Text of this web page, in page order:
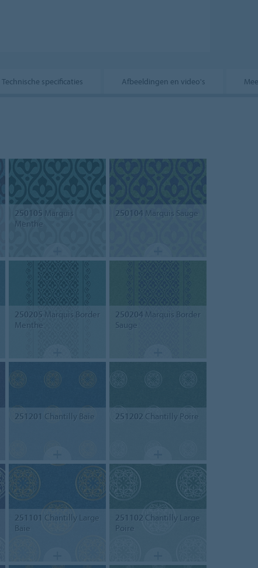
Technische specificaties Afbeeldingen en video's
250105 Marquis
Menthe
250104Marquis Sauge
250205 Marquis Border
Menthe
250204Marquis Border
Sauge
251201 Chantilly Baie 251202 Chantilly Poire
251101 Chantilly Large
Baie
251102 Chantilly Large
Poire